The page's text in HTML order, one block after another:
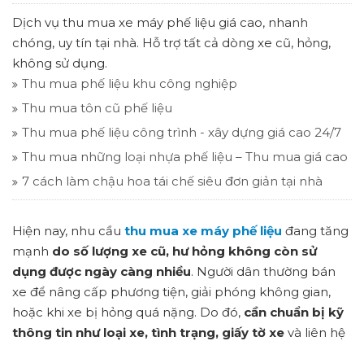
Dịch vụ thu mua xe máy phế liệu giá cao, nhanh
chóng, uy tín tại nhà. Hỗ trợ tất cả dòng xe cũ, hỏng,
không sử dụng.
Thu mua phế liệu khu công nghiệp
Thu mua tôn cũ phế liệu
Thu mua phế liệu công trình - xây dựng giá cao 24/7
Thu mua những loại nhựa phế liệu – Thu mua giá cao
7 cách làm chậu hoa tái chế siêu đơn giản tại nhà
Hiện nay, nhu cầu thu mua xe máy phế liệu đang tăng
mạnh do số lượng xe cũ, hư hỏng không còn sử
dụng được ngày càng nhiều. Người dân thường bán
xe để nâng cấp phương tiện, giải phóng không gian,
hoặc khi xe bị hỏng quá nặng. Do đó, cần chuẩn bị kỹ
thông tin như loại xe, tình trạng, giấy tờ xe và liên hệ